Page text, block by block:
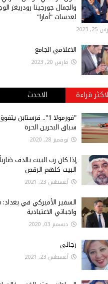
والجمال جورجينا رودريغز
لعدسات "أمارا"
2023
الاعلامي الجامع
مارس 20, 2023
قراءة الاحدث
"فورمولا 1"..
سباق البحرين الحرة
نوفمبر 28, 2020
إذا كان رب البيت بالدف
البيت كلهم الرقص
أغسطس 23, 2021
السفير الأميركي في
واجباتي الاعتيادية
ديسمبر 03, 2020
رجائي
أغسطس 23, 2021